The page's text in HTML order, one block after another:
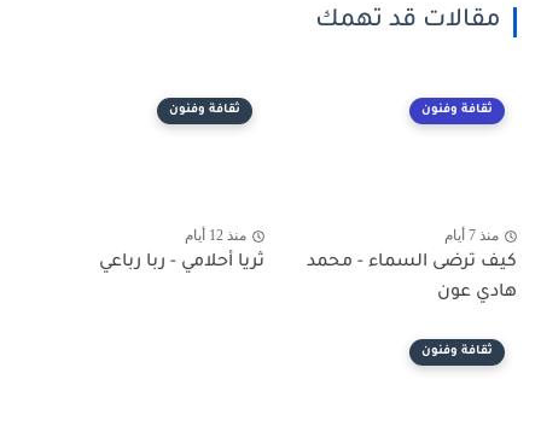
مقالات قد تهمك
ثقافة وفنون
منذ 7 أيام
كيف ترضى السماء - محمد
هادي عون
ثقافة وفنون
منذ 12 أيام
ثريا أحلامي - ربا رباعي
ثقافة وفنون